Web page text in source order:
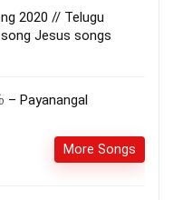
2020 // Telugu
Jesus songs
Payanangal
More Songs